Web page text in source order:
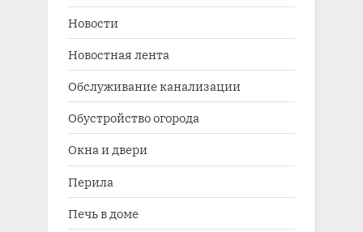
Новости
Новостная лента
Обслуживание канализации
Обустройство огорода
Окна и двери
Перила
Печь в доме